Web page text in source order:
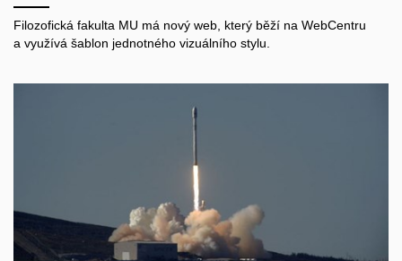
Filozofická fakulta MU má nový web, který běží na WebCentru
a využívá šablon jednotného vizuálního stylu.